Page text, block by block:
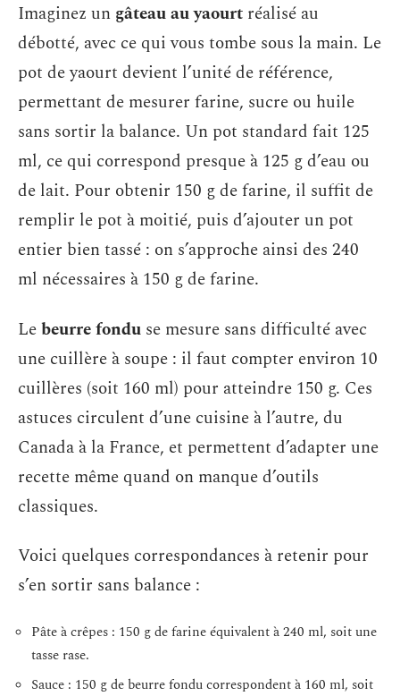
Imaginez un gâteau au yaourt réalisé au
débotté, avec ce qui vous tombe sous la main. Le
pot de yaourt devient l’unité de référence,
permettant de mesurer farine, sucre ou huile
sans sortir la balance. Un pot standard fait 125
ml, ce qui correspond presque à 125 g d’eau ou
de lait. Pour obtenir 150 g de farine, il suffit de
remplir le pot à moitié, puis d’ajouter un pot
entier bien tassé : on s’approche ainsi des 240
ml nécessaires à 150 g de farine.
Lebeurre fondu se mesure sans difficulté avec
une cuillère à soupe : il faut compter environ 10
cuillères (soit 160 ml) pour atteindre 150 g. Ces
astuces circulent d’une cuisine à l’autre, du
Canada à la France, et permettent d’adapter une
recette même quand on manque d’outils
classiques.
Voici quelques correspondances à retenir pour
s’en sortir sans balance :
Pâte à crêpes : 150 g de farine équivalent à 240 ml, soit une
tasse rase.
Sauce : 150 g de beurre fondu correspondent à 160 ml, soit